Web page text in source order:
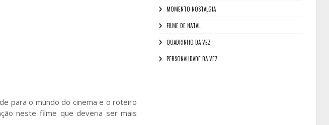
para o mundo do cinema e o roteiro
neste filme que deveria ser mais
MOMENTO NOSTALGIA
FILME DE NATAL
QUADRINHO DA VEZ
PERSONALIDADE DA VEZ